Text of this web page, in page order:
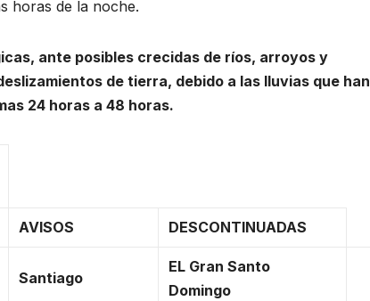
horas de la noche.
, ante posibles crecidas de ríos, arroyos y
de tierra, debido a las lluvias que han
24 horas a 48 horas.
AVISOS DESCONTINUADAS
Santiago
EL Gran Santo
Domingo